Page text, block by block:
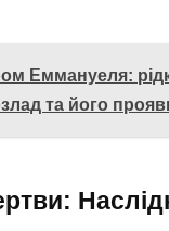
Еммануеля:
та його